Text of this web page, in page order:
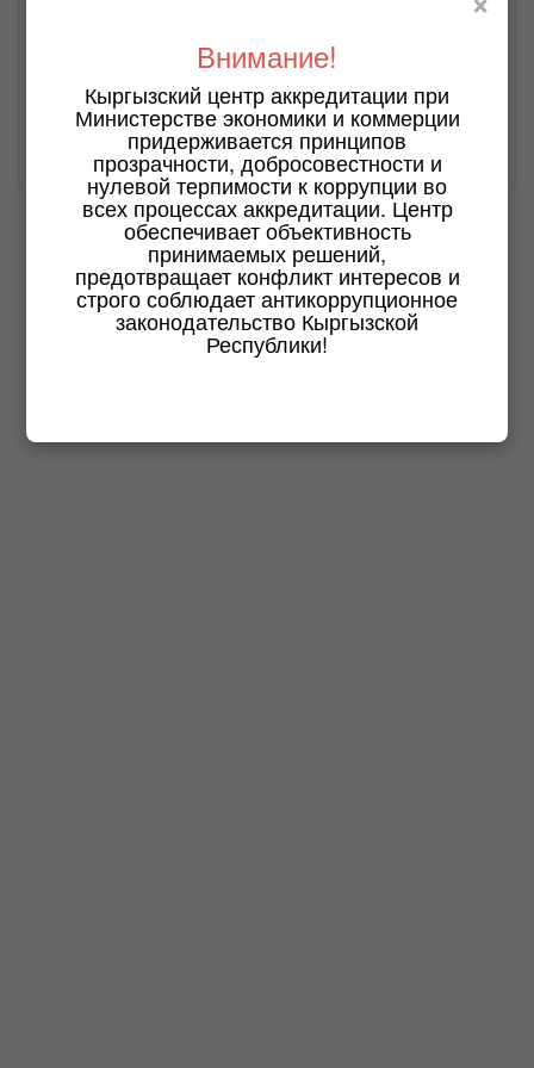
Объектами аккредитации КЦА являются ООС,
указанные в Информационном документе о КЦА и его
деятельности (ссылка )
Дата последнего изменения: 16 февр. 2025 г., 10:50:26
Внимание!
Кыргызский центр аккредитации при
Министерстве экономики и коммерции
придерживается принципов
прозрачности, добросовестности и
нулевой терпимости к коррупции во
всех процессах аккредитации. Центр
обеспечивает объективность
принимаемых решений,
предотвращает конфликт интересов и
строго соблюдает антикоррупционное
законодательство Кыргызской
Республики!